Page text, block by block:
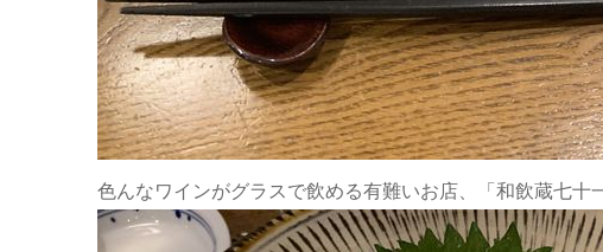
色んなワインがグラスで飲める有難いお店、「和飲蔵七十